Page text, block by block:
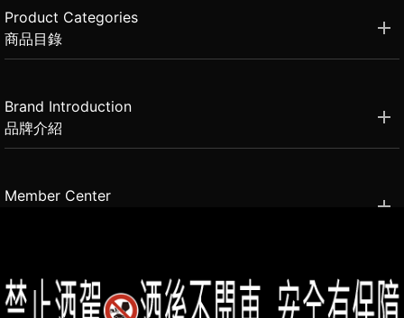
Product Categories
商品目錄
Brand Introduction
品牌介紹
Member Center
2021思橙國際有限公司 版權所有 禁止轉貼節錄 All rights reserved.